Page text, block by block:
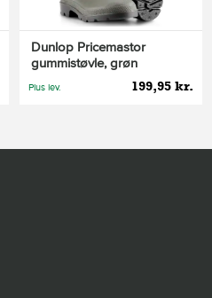
Dunlop Pricemastor
gummistøvle, grøn
199,95 kr.
Plus lev.